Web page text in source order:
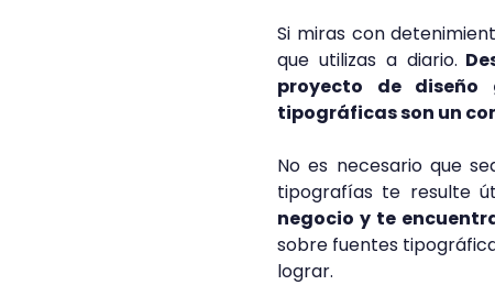
Si miras con
que utilizas a diario.
proyecto de
tipográficas son un
No es necesario que
tipografías te resulte
negocio y te
sobre fuentes
lograr.